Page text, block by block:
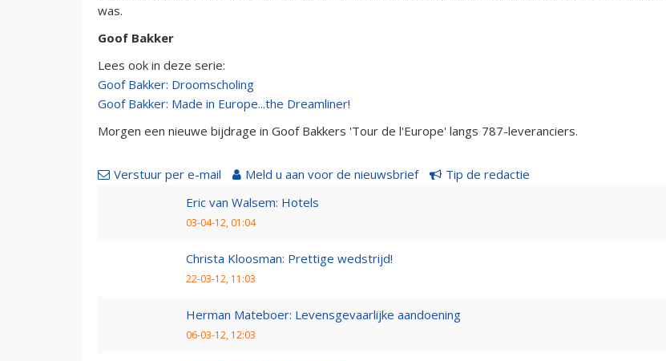
was.
Goof Bakker
Lees ook in deze serie:
Goof Bakker: Droomscholing
Goof Bakker: Made in Europe...the Dreamliner!
Morgen een nieuwe bijdrage in Goof Bakkers 'Tour de l'Europe' langs 787-leveranciers.
Verstuur per e-mail Meld u aan voor de nieuwsbrief
Tip de redactie
Eric van Walsem: Hotels
03-04-12, 01:04
Christa Kloosman: Prettige wedstrijd!
22-03-12, 11:03
Herman Mateboer: Levensgevaarlijke aandoening
06-03-12, 12:03